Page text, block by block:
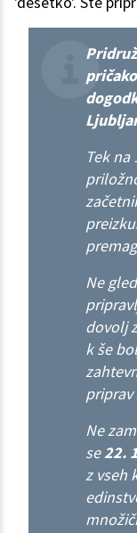
Tek
Ne
dovolj
k še
Ne
se22.
z vseh